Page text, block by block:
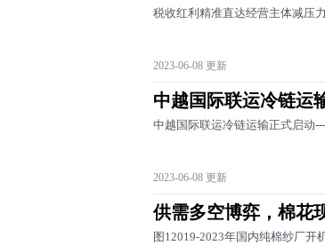
税收红利精准直达经营主体减压
2023-06-08 更新
中越国际联运冷链运
中越国际联运冷链运输正式启动
2023-06-08 更新
供需多空博弈，棉花
图12019-2023年国内纯棉纱厂